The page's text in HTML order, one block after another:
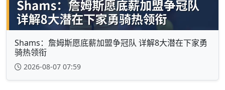
Shams：詹姆斯愿底薪加盟争冠队 详解8大潜在下家勇
骑热领衔
2026-08-07 07:59